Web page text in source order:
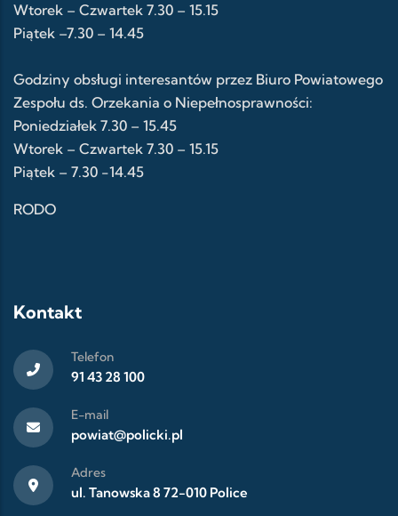
Wtorek – Czwartek 7.30 – 15.15
Piątek –7.30 – 14.45
Godziny obsługi interesantów przez Biuro Powiatowego
Zespołu ds. Orzekania o Niepełnosprawności:
Poniedziałek 7.30 – 15.45
Wtorek – Czwartek 7.30 – 15.15
Piątek – 7.30 -14.45
RODO
Kontakt
Telefon
91 43 28 100
E-mail
powiat@policki.pl
Adres
ul. Tanowska 8 72-010 Police